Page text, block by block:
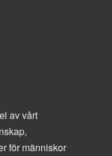
av vårt
för människor